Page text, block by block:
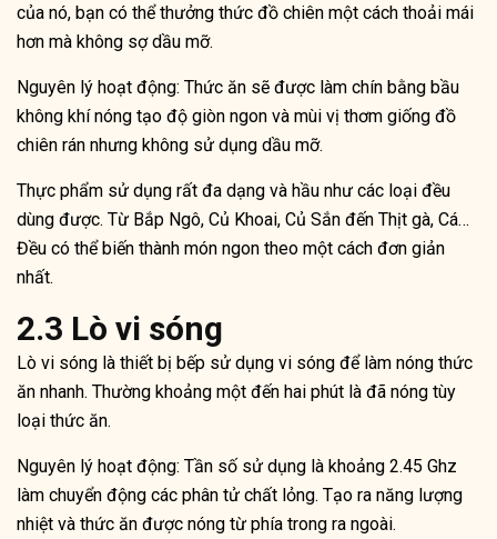
của nó, bạn có thể thưởng thức đồ chiên một cách thoải mái
hơn mà không sợ dầu mỡ.
Nguyên lý hoạt động: Thức ăn sẽ được làm chín bằng bầu
không khí nóng tạo độ giòn ngon và mùi vị thơm giống đồ
chiên rán nhưng không sử dụng dầu mỡ.
Thực phẩm sử dụng rất đa dạng và hầu như các loại đều
dùng được. Từ Bắp Ngô, Củ Khoai, Củ Sắn đến Thịt gà, Cá…
Đều có thể biến thành món ngon theo một cách đơn giản
nhất.
2.3 Lò vi sóng
Lò vi sóng là thiết bị bếp sử dụng vi sóng để làm nóng thức
ăn nhanh. Thường khoảng một đến hai phút là đã nóng tùy
loại thức ăn.
Nguyên lý hoạt động: Tần số sử dụng là khoảng 2.45 Ghz
làm chuyển động các phân tử chất lỏng. Tạo ra năng lượng
nhiệt và thức ăn được nóng từ phía trong ra ngoài.